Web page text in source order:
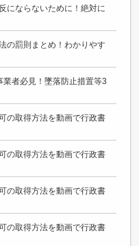
にならないために！絶対に
の罰則まとめ！わかりやす
業者必見！墜落防止措置等3
の取得方法を動画で行政書
の取得方法を動画で行政書
の取得方法を動画で行政書
の取得方法を動画で行政書